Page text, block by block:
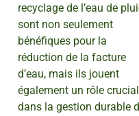
recyclage de l’eau de
sont non seulement
bénéfiques pour la
réduction de la facture
d’eau, mais ils jouent
également un rôle crucial
dans la gestion durable